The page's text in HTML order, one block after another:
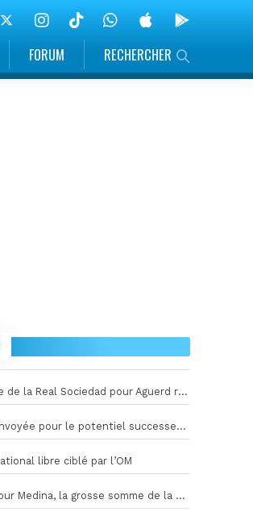
FORUM RECHERCHER
La première offre de la Real Sociedad pour Aguerd refusée par l’OM
Une offre déjà envoyée pour le potentiel successeur de Rulli
libre ciblé par l’OM
Accord trouvé pour Medina, la grosse somme de la vente dévoilée